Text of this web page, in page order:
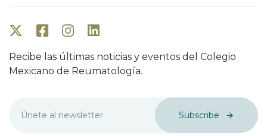
Recibe las últimas noticias y eventos del Colegio
Mexicano de Reumatología.
Subscribe